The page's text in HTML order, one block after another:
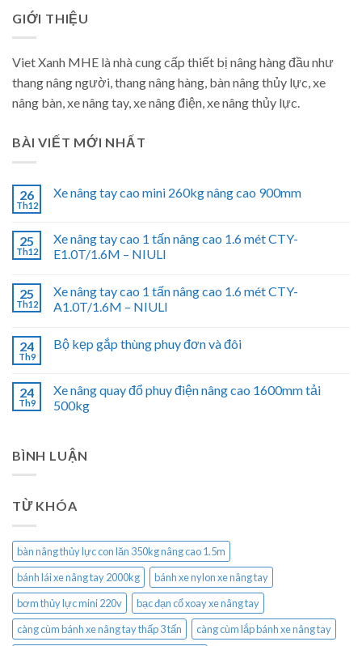
GIỚI THIỆU
Viet Xanh MHE là nhà cung cấp thiết bị nâng hàng đầu như
thang nâng người, thang nâng hàng, bàn nâng thủy lực, xe
nâng bàn, xe nâng tay, xe nâng điện, xe nâng thủy lực.
BÀI VIẾT MỚI NHẤT
26
Th12
Xe nâng tay cao mini 260kg nâng cao 900mm
25
Th12
Xe nâng tay cao 1 tấn nâng cao 1.6 mét CTY-
E1.0T/1.6M – NIULI
25
Th12
Xe nâng tay cao 1 tấn nâng cao 1.6 mét CTY-
A1.0T/1.6M – NIULI
24
Th9
Bộ kẹp gắp thùng phuy đơn và đôi
24
Th9
Xe nâng quay đổ phuy điện nâng cao 1600mm tải
500kg
BÌNH LUẬN
TỪ KHÓA
bàn nâng thủy lực con lăn 350kg nâng cao 1.5m
bánh lái xe nâng tay 2000kg
bánh xe nylon xe nâng tay
bơm thủy lực mini 220v
bạc đạn cổ xoay xe nâng tay
càng cùm bánh xe nâng tay thấp 3 tấn
càng cùm lắp bánh xe nâng tay